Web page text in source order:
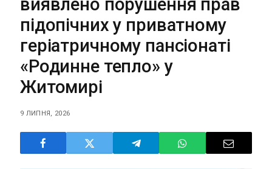
виявлено порушення прав
підопічних у приватному
геріатричному пансіонаті
«Родинне тепло» у
Житомирі
9 ЛИПНЯ, 2026